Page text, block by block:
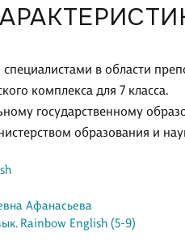
в области
комплекса для 7 класса.
государственному
образования и
Афанасьева
Rainbow English (5-9)